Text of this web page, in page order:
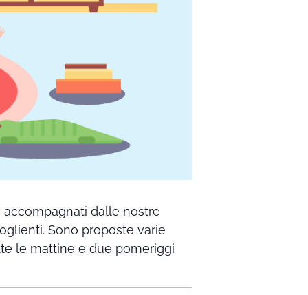
accompagnati dalle nostre
Sono proposte varie
le mattine e due pomeriggi